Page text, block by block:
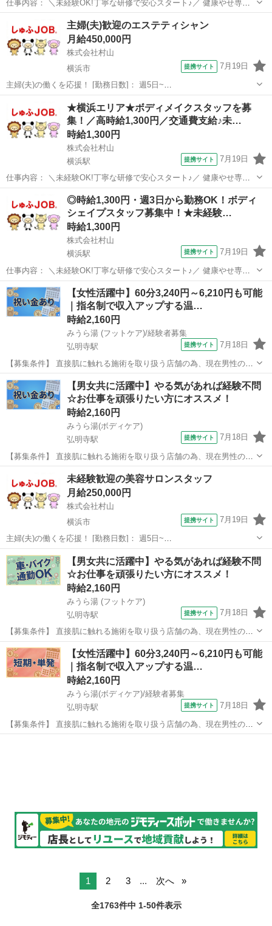
仕事内容： ＼未経験OK!丁寧な研修で安心スタート♪／ 健康やせ専門
イヴでは、未経験から美容のプロを目指せる環境を整えています。 お
客様の受付やカウンセリング、施術を通じて美容知識を身につけるこ
とができます。 ◆受付・カウ...
横浜市 横浜駅 エステ
主婦(夫)歓迎のエステティシャン
月給450,000円
株式会社村山
横浜市
提携サイト 7月19日
主婦(夫)の働くを応援！ [勤務日数]： 週5日~
09:00~18:00/09:00~12:00/12:00~15:00/15:00~18:00 月/火/水/木/金/土
などから選べます [勤務地・最寄駅]： 神奈川県...
エステ
★横浜エリア★ボディメイクスタッフを募
集！／高時給1,300円／交通費支給♪未…
時給1,300円
株式会社村山
横浜駅
提携サイト 7月19日
仕事内容： ＼未経験OK!丁寧な研修で安心スタート♪／ 健康やせ専門
イヴでは、未経験から美容のプロを目指せる環境を整えています。 お
客様の受付やカウンセリング、施術を通じて美容知識を身につけるこ
とができます。 ◆受付・カウ...
横浜市 横浜駅 エステ
◎時給1,300円・週3日から勤務OK！ボディ
シェイプスタッフ募集中！★未経験…
時給1,300円
株式会社村山
横浜駅
提携サイト 7月19日
仕事内容： ＼未経験OK!丁寧な研修で安心スタート♪／ 健康やせ専門
イヴでは、未経験から美容のプロを目指せる環境を整えています。 お
客様の受付やカウンセリング、施術を通じて美容知識を身につけるこ
とができます。 ◆受付・カウ...
神奈川 横浜市 横浜駅 エステ
【女性活躍中】60分3,240円～6,210円も可能
｜指名制で収入アップする温…
時給2,160円
みうら湯 (フットケア)/経験者募集
弘明寺駅
提携サイト 7月18日
【募集条件】 直接肌に触れる施術を取り扱う店舗の為、現在男性の応
募はお断りさせて頂いております（セクハラ防止措置義務の観点の
為） ＼☆☆ オープニングスタッフ募集!長期で活躍できる一生モノの
スキルを学べます! ☆☆／ ...
神奈川 横浜市 弘明寺駅 エステ
【男女共に活躍中】やる気があれば経験不問
☆お仕事を頑張りたい方にオススメ！
時給2,160円
みうら湯(ボディケア)
弘明寺駅
提携サイト 7月18日
【募集条件】 直接肌に触れる施術を取り扱う店舗の為、現在男性の応
募はお断りさせて頂いております（セクハラ防止措置義務の観点の
為） ＼☆☆ オープニングスタッフ募集!長期で活躍できる一生モノの
スキルを学べます! ☆☆／ ...
弘明寺駅 エステ
未経験歓迎の美容サロンスタッフ
月給250,000円
株式会社村山
横浜市
提携サイト 7月19日
主婦(夫)の働くを応援！ [勤務日数]： 週5日~
09:00~22:00/09:00~12:00/12:00~15:00/15:00~18:00 月/火/水/木/金/土
などから選べます [勤務地・最寄駅]： 神奈川県...
神奈川 横浜市 エステ
【男女共に活躍中】やる気があれば経験不問
☆お仕事を頑張りたい方にオススメ！
時給2,160円
みうら湯 (フットケア)
弘明寺駅
提携サイト 7月18日
【募集条件】 直接肌に触れる施術を取り扱う店舗の為、現在男性の応
募はお断りさせて頂いております（セクハラ防止措置義務の観点の
為） ＼☆☆ オープニングスタッフ募集!長期で活躍できる一生モノの
スキルを学べます! ☆☆／ ...
神奈川 横浜市 弘明寺駅 エステ
【女性活躍中】60分3,240円～6,210円も可能
｜指名制で収入アップする温…
時給2,160円
みうら湯(ボディケア)/経験者募集
弘明寺駅
提携サイト 7月18日
【募集条件】 直接肌に触れる施術を取り扱う店舗の為、現在男性の応
募はお断りさせて頂いております（セクハラ防止措置義務の観点の
1 2 3 ... 次へ
全1763件中 1-50件表示